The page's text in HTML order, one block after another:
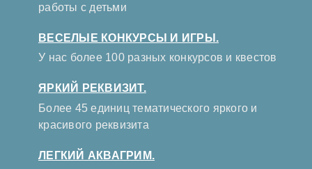
работы с детьми
ВЕСЕЛЫЕ КОНКУРСЫ И ИГРЫ.
У нас более 100 разных конкурсов и квестов
ЯРКИЙ РЕКВИЗИТ.
Более 45 единиц тематического яркого и
красивого реквизита
ЛЕГКИЙ АКВАГРИМ.